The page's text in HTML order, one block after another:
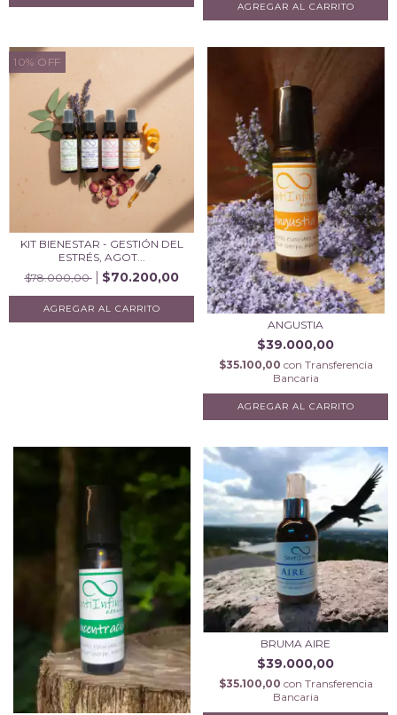
10% OFF
KIT BIENESTAR - GESTIÓN DEL
ESTRÉS, AGOT...
$78.000,00
$70.200,00
ANGUSTIA
$39.000,00
$35.100,00 con Transferencia
Bancaria
BRUMA AIRE
$39.000,00
$35.100,00 con Transferencia
Bancaria